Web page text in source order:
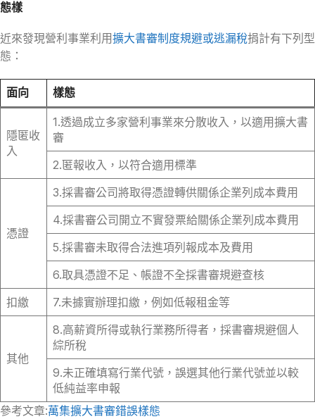
態樣
近來發現營利事業利用擴大書審制度規避或逃漏稅捐計有下列型
態：
面向 樣態
隱匿收
入
1.透過成立多家營利事業來分散收入，以適用擴大書
審
2.匿報收入，以符合適用標準
憑證
3.採書審公司將取得憑證轉供關係企業列成本費用
4.採書審公司開立不實發票給關係企業列成本費用
5.採書審未取得合法進項列報成本及費用
6.取具憑證不足、帳證不全採書審規避查核
扣繳
7.未據實辦理扣繳，例如低報租金等
其他
8.高薪資所得或執行業務所得者，採書審規避個人
綜所稅
9.未正確填寫行業代號，誤選其他行業代號並以較
低純益率申報
參考文章:萬集擴大書審錯誤樣態